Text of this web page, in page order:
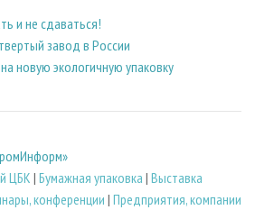
и не сдаваться!
завод в России
новую экологичную упаковку
ЦБК | Бумажная упаковка | Выставка
конференции | Предприятия, компании